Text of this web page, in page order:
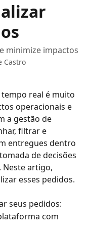
minimize impactos
Castro
real é muito
operacionais e
a gestão de
filtrar e
entregues dentro
de decisões
artigo,
esses pedidos.
seus pedidos:
com